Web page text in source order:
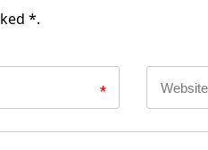
*.
*